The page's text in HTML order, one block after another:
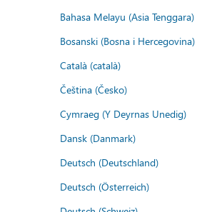
Bahasa Melayu (Asia Tenggara)
Bosanski (Bosna i Hercegovina)
Català (català)
Čeština (Česko)
Cymraeg (Y Deyrnas Unedig)
Dansk (Danmark)
Deutsch (Deutschland)
Deutsch (Österreich)